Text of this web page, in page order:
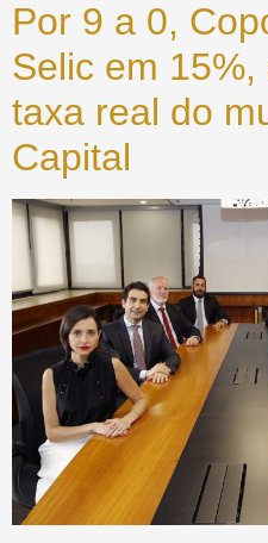
Por 9 a 0,
Selic em 15%,
taxa real do
Capital